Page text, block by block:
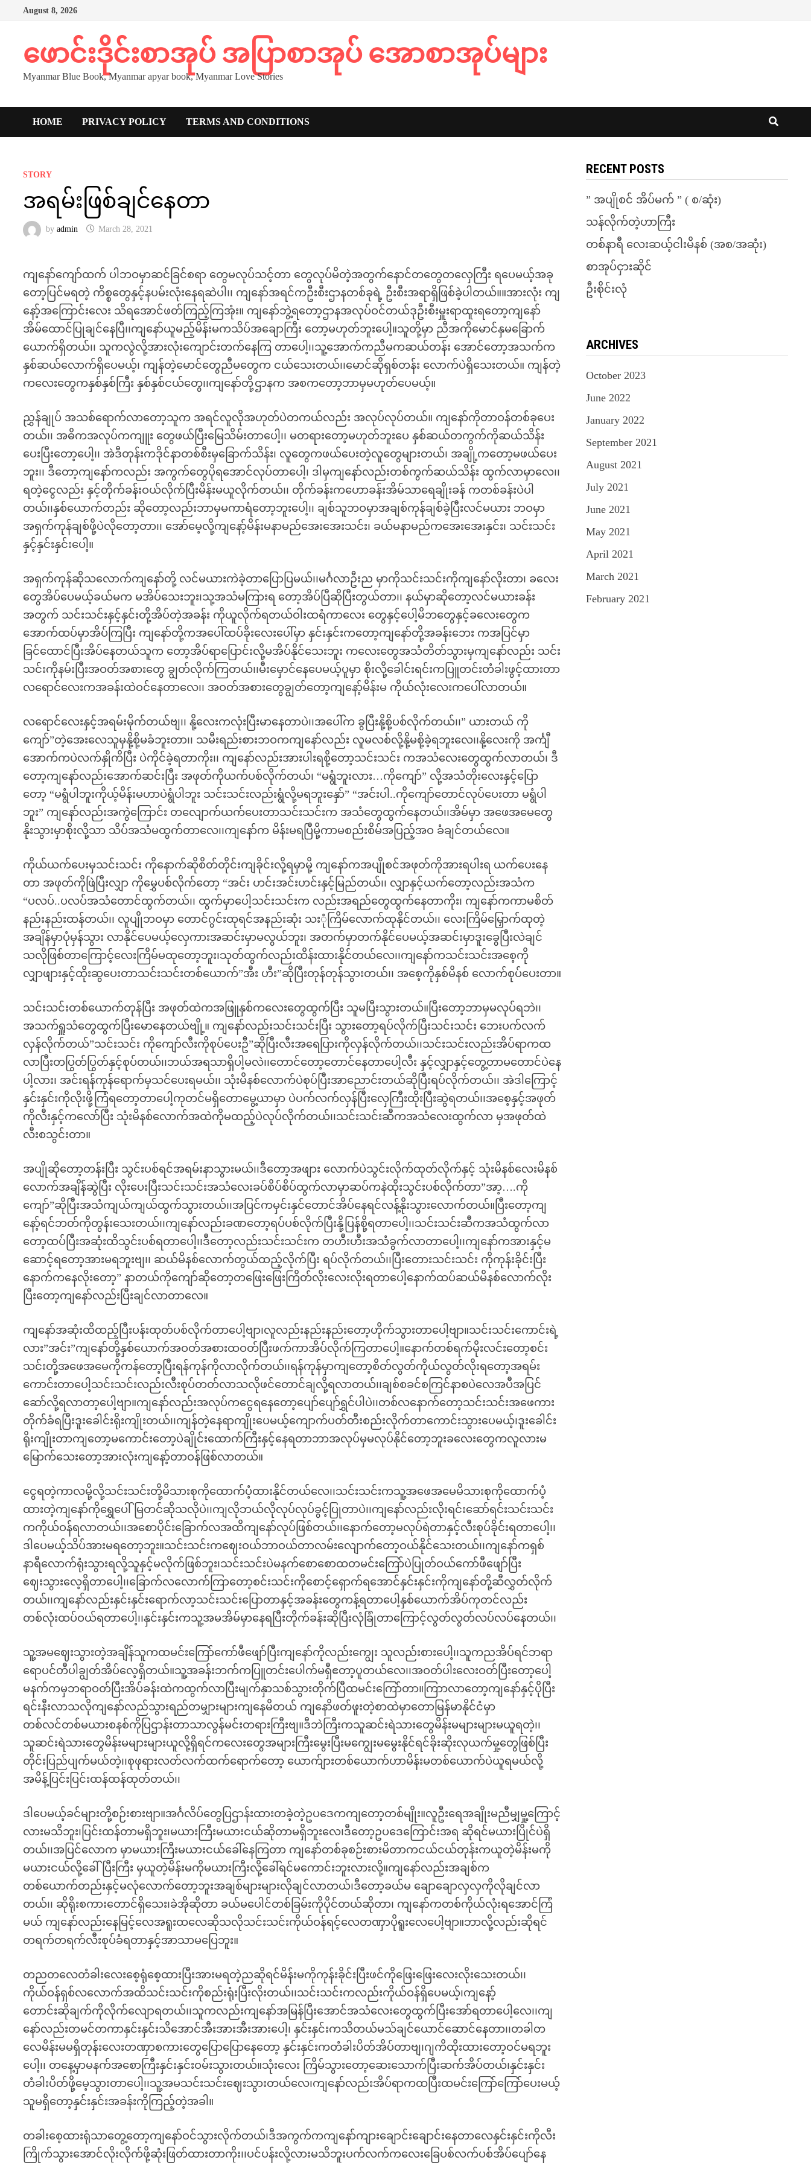
August 8, 2026
ဖောင်းဒိုင်းစာအုပ် အပြာစာအုပ် အောစာအုပ်များ
Myanmar Blue Book, Myanmar apyar book, Myanmar Love Stories
HOME PRIVACY POLICY TERMS AND CONDITIONS
STORY
အရမ်းဖြစ်ချင်နေတာ
byadmin March 28, 2021
ကျနော်ကျော်ထက် ပါဘဝမှာဆင်ခြင်စရာ တွေမလုပ်သင့်တာ တွေလုပ်မိတဲ့အတွက်နောင်တတွေတလှေကြီး ရပေမယ့်အခု
တော့ပြင်မရတဲ့ ကိစ္စတွေနှင့်နပမ်းလုံးနေရဆဲပါ၊၊ ကျနော်အရင်ကဦးစီးဌာနတစ်ခုရဲ့ ဦးစီးအရာရှိဖြစ်ခဲ့ပါတယ်။။အားလုံး ကျ
နော့်အကြောင်းလေး သိရအောင်ဖတ်ကြည့်ကြအုံး။ ကျနော်ဘွဲ့ရတော့ဌာနအလုပ်ဝင်တယ်ဒုဦးစီးမှူးရာထူးရတော့ကျနော်
အိမ်ထောင်ပြုချင်နေပြီ၊၊ကျနော်ယူမည့်မိန်းမကသိပ်အချောကြီး တော့မဟုတ်ဘူးပေါ့။သူတို့မှာ ညီအကိုမောင်နှမခြောက်
ယောက်ရှိတယ်၊၊ သူကလွဲလို့အားလုံးကျောင်းတက်နေကြ တာပေါ့၊၊သူ့အောက်ကညီမကဆယ်တန်း အောင်တော့အသက်က
နှစ်ဆယ်လောက်ရှိပေမယ့်၊ ကျန်တဲ့မောင်တွေညီမတွေက ငယ်သေးတယ်၊၊မောင်ဆိုရှစ်တန်း လောက်ပဲရှိသေးတယ်။ ကျန်တဲ့
ကလေးတွေကနှစ်နှစ်ကြီး နှစ်နှစ်ငယ်တွေ၊၊ကျနော်တို့ဌာနက အစကတော့ဘာမှမဟုတ်ပေမယ့်။
ညွှန်ချုပ် အသစ်ရောက်လာတော့သူက အရင်လူလိုအဟုတ်ပဲတကယ်လည်း အလုပ်လုပ်တယ်။ ကျနော်ကိုတာဝန်တစ်ခုပေး
တယ်၊၊ အဓိကအလုပ်ကကျူး တွေဖယ်ပြီးမြေသိမ်းတာပေါ့၊၊ မတရားတော့မဟုတ်ဘူးပေ နှစ်ဆယ်တကွက်ကိုဆယ်သိန်း
ပေးပြီးတော့ပေါ့၊၊ အဲဒီတုန်းကဒိုင်နာတစ်စီးမှခြောက်သိန်း၊ လူတွေကဖယ်ပေးတဲ့လူတွေများတယ်၊ အချို့ကတော့မဖယ်ပေး
ဘူး၊၊ ဒီတော့ကျနော်ကလည်း အကွက်တွေပိုရအောင်လုပ်တာပေါ့၊ ဒါမှကျနော်လည်းတစ်ကွက်ဆယ်သိန်း ထွက်လာမှာလေ၊၊
ရတဲ့ငွေလည်း နှင့်တိုက်ခန်းဝယ်လိုက်ပြီးမိန်းမယူလိုက်တယ်၊၊ တိုက်ခန်းကဟောခန်းအိမ်သာရေချိုးခန် ကတစ်ခန်းပဲပါ
တယ်၊၊နှစ်ယောက်တည်း ဆိုတော့လည်းဘာမှမကာရံတော့ဘူးပေါ့၊၊ ချစ်သူဘဝမှာအချစ်ကုန်ချစ်ခဲ့ပြီးလင်မယား ဘဝမှာ
အရှက်ကုန်ချစ်ဖို့ပဲလိုတော့တာ၊၊ အော်မေ့လို့ကျနော့်မိန်းမနာမည်အေးအေးသင်း၊ ခယ်မနာမည်ကအေးအေးနှင်း၊ သင်းသင်း
နှင့်နှင်းနှင်းပေါ့။
အရှက်ကုန်ဆိုသလောက်ကျနော်တို့ လင်မယားကဲခဲ့တာပြောပြမယ်၊၊မင်္ဂလာဦးည မှာကိုသင်းသင်းကိုကျနော်လိုးတာ၊ ခလေး
တွေအိပ်ပေမယ့်ခယ်မက မအိပ်သေးဘူး၊သု့အသံမကြားရ တော့အိပ်ပြီဆိုပြီးတွယ်တာ၊၊ နယ်မှာဆိုတော့လင်မယားခန်း
အတွက် သင်းသင်းနှင့်နှင်းတို့အိပ်တဲ့အခန်း ကိုယူလိုက်ရတယ်ဝါးထရံကာလေး တွေနှင့်ပေါ့မိဘတွေနှင့်ခလေးတွေက
အောက်ထပ်မှာအိပ်ကြပြီး ကျနော်တို့ကအပေါ်ထပ်ခိုးလေးပေါ်မှာ နှင်းနှင်းကတော့ကျနော်တို့အခန်းဘေး ကအပြင်မှာ
ခြင်ထောင်ပြီးအိပ်နေတယ်သူက တော့အိပ်ရာပြောင်းလို့မအိပ်နိုင်သေးဘူး ကလေးတွေအသံတိတ်သွားမှကျနော်လည်း သင်း
သင်းကိုနမ်းပြီးအဝတ်အစားတွေ ချွတ်လိုက်ကြတယ်၊၊မီးမှောင်နေပေမယ့်ပူမှာ စိုးလို့ခေါင်းရင်းကပြူတင်းတံခါးဖွင့်ထားတာ
လရောင်လေးကအခန်းထဲဝင်နေတာလေ၊၊ အဝတ်အစားတွေချွတ်တော့ကျနော့်မိန်းမ ကိုယ်လုံးလေးကပေါ်လာတယ်။
လရောင်လေးနှင့်အရမ်းမိုက်တယ်ဗျ၊၊ နို့လေးကလုံးပြီးမာနေတာပဲ၊၊အပေါ်က ခွပြီးနို့စို့ပစ်လိုက်တယ်၊၊” ယားတယ် ကို
ကျော်”တဲ့အေးလေသူမှနို့စို့မခံဘူးတာ၊၊ သမီးရည်းစားဘဝကကျနော်လည်း လူမလစ်လို့နို့မစို့ခဲ့ရဘူးလေ၊၊နို့လေးကို အင်္ကျီ
အောက်ကပဲလက်နှိုကိပြီး ပဲကိုင်ခဲ့ရတာကိုး၊၊ ကျနော်လည်းအားပါးရစို့တော့သင်းသင်း ကအသံလေးတွေထွက်လာတယ်၊ ဒီ
တော့ကျနော်လည်းအောက်ဆင်းပြီး အဖုတ်ကိုယက်ပစ်လိုက်တယ်၊ “မရွံဘူးလား…ကိုကျော်” လို့အသံတိုးလေးနှင့်ပြော
တော့ “မရွံပါဘူးကိုယ့်မိန်းမဟာပဲရွံပါဘူး သင်းသင်းလည်းရွံလို့မရဘူးနှော်” “အင်းပါ..ကိုကျော်တောင်လုပ်ပေးတာ မရွံပါ
ဘူး” ကျနော်လည်းအကွဲကြောင်း တလျောက်ယက်ပေးတာသင်းသင်းက အသံတွေထွက်နေတယ်၊၊အိမ်မှာ အဖေအမေတွေ
နိုးသွားမှာစိုးလို့သာ သိပ်အသံမထွက်တာလေ၊၊ကျနော်က မိန်းမရပြီမို့ကာမစည်းစိမ်အပြည့်အဝ ခံချင်တယ်လေ။
ကိုယ်ယက်ပေးမှသင်းသင်း ကိုနောက်ဆိုစိတ်တိုင်းကျခိုင်းလို့ရမှာမို့ ကျနော်ကအပျိုစင်အဖုတ်ကိုအားရပါးရ ယက်ပေးနေ
တာ အဖုတ်ကိုဖြဲပြီးလျှာ ကိုမွှေပစ်လိုက်တော့ “အင်း ဟင်းအင်းဟင်းနှင့်မြည်တယ်၊၊ လျှာနှင့်ယက်တော့လည်းအသံက
“ပလပ်..ပလပ်အသံတောင်ထွက်တယ်၊၊ ထွက်မှာပေါ့သင်းသင်းက လည်းအရည်တွေထွက်နေတာကိုး၊ ကျနော်ကကာမစိတ်
နည်းနည်းထန်တယ်၊၊ လူပျိုဘဝမှာ တောင်ဂွင်းထုရင်အနည်းဆုံး သးုံကြိမ်လောက်ထုနိုင်တယ်၊၊ လေးကြိမ်မြှောက်ထုတဲ့
အချိန်မှာပုံမှန်သွား လာနိုင်ပေမယ့်လှေကားအဆင်းမှာမလွယ်ဘူး၊ အတက်မှာတက်နိုင်ပေမယ့်အဆင်းမှာဒူးခွေပြီးလဲချင်
သလိုဖြစ်တာကြောင့်လေးကြိမ်မထုတော့ဘူး၊သုတ်ထွက်လည်းထိန်းထားနိုင်တယ်လေ၊၊ကျနော်ကသင်းသင်းအစေ့ကို
လျှာဖျားနှင့်ထိုးဆွပေးတာသင်းသင်းတစ်ယောက်”အီး ဟီး”ဆိုပြီးတုန်တုန်သွားတယ်၊၊ အစေ့ကိုနှစ်မိနစ် လောက်စုပ်ပေးတာ။
သင်းသင်းတစ်ယောက်တုန်ပြီး အဖုတ်ထဲကအဖြူနှစ်ကလေးတွေထွက်ပြီး သူမပြီးသွားတယ်။ပြီးတော့ဘာမှမလုပ်ရဘဲ၊၊
အသက်ရှူသံတွေထွက်ပြီးမောနေတယ်ဗျို့။ ကျနော်လည်းသင်းသင်းပြီး သွားတော့ရပ်လိုက်ပြီးသင်းသင်း ဘေးပက်လက်
လှန်လိုက်တယ်”သင်းသင်း ကိုကျော်လီးကိုစုပ်ပေးဦ”ဆိုပြီးလီးအရေပြားကိုလှန်လိုက်တယ်၊၊သင်းသင်းလည်းအိပ်ရာကထ
လာပြီးတပြွတ်ပြွတ်နှင့်စုပ်တယ်၊၊ဘယ်အရသာရှိပါ့မလဲ၊၊တောင်တော့တောင်နေတာပေါ့လီး နှင့်လျှာနှင့်တွေ့တာမတောင်ပဲနေ
ပါ့လား၊ အင်းရန်ကုန်ရောက်မှသင်ပေးရမယ်၊၊ သုံးမိနစ်လောက်ပဲစုပ်ပြီးအာညောင်းတယ်ဆိုပြီးရပ်လိုက်တယ်၊၊ အဲဒါကြောင့်
နှင်းနှင်းကိုလိုးဖို့ကြံရတော့တာပေါ့ကုတင်မရှိတောမွေ့ယာမှာ ပဲပက်လက်လှန်ပြီးလှေကြီးထိုးပြီးဆွဲရတယ်၊၊အစေ့နှင့်အဖုတ်
ကိုလီးနှင့်ကလော်ပြီး သုံးမိနစ်လောက်အထဲကိုမထည့်ပဲလုပ်လိုက်တယ်၊၊သင်းသင်းဆီကအသံလေးထွက်လာ မှအဖုတ်ထဲ
လီးစသွင်းတာ။
အပျိုဆိုတော့တန်းပြီး သွင်းပစ်ရင်အရမ်းနာသွားမယ်၊၊ဒီတော့အဖျား လောက်ပဲသွင်းလိုက်ထုတ်လိုက်နှင့် သုံးမိနစ်လေးမိနစ်
လောက်အချိန်ဆွဲပြီး လိုးပေးပြီးသင်းသင်းအသံလေးခပ်စိပ်စိပ်ထွက်လာမှာဆပ်ကနဲထိုးသွင်းပစ်လိုက်တာ”အာ့….ကို
ကျော်”ဆိုပြီးအသံကျယ်ကျယ်ထွက်သွားတယ်၊၊အပြင်ကမှင်းနှင်တောင်အိပ်နေရင်လန့်နိုးသွားလောက်တယ်။ပြီးတော့ကျ
နော့်ရင်ဘတ်ကိုတွန်းသေးတယ်၊၊ကျနော်လည်းခဏတော့ရပ်ပစ်လိုက်ပြီးနို့ပြန်စို့ရတာပေါ့၊၊သင်းသင်းဆီကအသံထွက်လာ
တော့ထပ်ပြီးအဆုံးထိသွင်းပစ်ရတာပေါ့၊၊ဒီတော့လည်းသင်းသင်းက တဟီးဟီးအသံခွက်လာတာပေါ့၊၊ကျနော်ကအားနှင့်မ
ဆောင့်ရတော့အားမရဘူးဗျ၊၊ ဆယ်မိနစ်လောက်တွယ်ထည့်လိုက်ပြီး ရပ်လိုက်တယ်၊၊ပြီးတေားသင်းသင်း ကိုကုန်းခိုင်းပြီး
နောက်ကနေလိုးတော့” နာတယ်ကိုကျော်ဆိုတော့တဖြေးဖြေးကြိတ်လိုးလေးလိုးရတာပေါ့နောက်ထပ်ဆယ်မိနစ်လောက်လိုး
ပြီးတော့ကျနော်လည်းပြီးချင်လာတာလေ။
ကျနော်အဆုံးထိထည့်ပြီးပန်းထုတ်ပစ်လိုက်တာပေါ့ဗျာ၊လူလည်းနည်းနည်းတော့ဟိုက်သွားတာပေါ့ဗျာ။သင်းသင်းကောင်းရဲ့
လား”အင်း”ကျနော်တို့နှစ်ယောက်အဝတ်အစားထဝတ်ပြီးဖက်ကာအိပ်လိုက်ကြတာပေါ့။နောက်တစ်ရက်မိုးလင်းတော့စင်း
သင်းတို့အဖေအမေကိုကန်တော့ပြီးရန်ကုန်ကိုလာလိုက်တယ်၊၊ရန်ကုန်မှာကျတော့စိတ်လွတ်ကိုယ်လွတ်လိုးရတော့အရမ်း
ကောင်းတာပေါ့သင်းသင်းလည်းလီးစုပ်တတ်လာသလိုဖင်တောင်ချလို့ရလာတယ်၊၊ချစ်စခင်စကြင်နာစပဲလေအပီအပြင်
ဆော်လို့ရလာတာ့ပေါ့ဗျာ။ကျနော်လည်းအလုပ်ကငွေရနေတော့ပျော်ပျော်ရွှင်ပါပဲ၊၊တစ်လနောက်တော့သင်းသင်းအဖေကား
တိုက်ခံရပြီးဒူးခေါင်းရိုးကျိုးတယ်၊၊ကျန်တဲ့နေရာကျိုးပေမယ့်ကျောက်ပတ်တီးစည်းလိုက်တာကောင်းသွားပေမယ့်၊ဒူးခေါင်း
ရိုးကျိုးတာကျတော့မကောင်းတော့ပဲချိုင်းထောက်ကြီးနှင့်နေရတာဘာအလုပ်မှမလုပ်နိုင်တော့ဘူးခလေးတွေကလူလားမ
မြောက်သေးတော့အားလုံးကျနော့်တာဝန်ဖြစ်လာတယ်။
ငွေရတဲ့ကာလမို့လို့သင်းသင်းတို့မိသားစုကိုထောက်ပံ့ထားနိုင်တယ်လေ၊၊သင်းသင်းကသူ့အဖေအမေမိသားစုကိုထောက်ပံ့
ထားတဲ့ကျနော်ကိုရွှေပေါ်မြတင်ဆိုသလိုပဲ၊၊ကျလိုဘယ်လိုလုပ်လုပ်ခွင့်ပြုတာပဲ၊၊ကျနော်လည်းလိုးရင်းဆော်ရင်းသင်းသင်း
ကကိုယ်ဝန်ရလာတယ်၊၊အစောပိုင်းခြောက်လအထိကျနော်လုပ်ဖြစ်တယ်၊၊နောက်တော့မလုပ်ရဲတာနှင့်လီးစုပ်ခိုင်းရတာပေါ့၊၊
ဒါပေမယ့်သိပ်အားမရတော့ဘူး။သင်းသင်းကဈေးဝယ်ဘာဝယ်တာလမ်းလျောက်တော့ဝယ်နိုင်သေးတယ်၊၊ကျနော်ကရှစ်
နာရီလောက်ရုံးသွားရလို့သူနှင့်မလိုက်ဖြစ်ဘူး၊သင်းသင်းပဲမနက်စောစောထတမင်းကြော်ပဲပြုတ်ဝယ်ကော်ဖီဖျော်ပြီး
ဈေးသွားလေ့ရှိတာပေါ့၊၊ခြောက်လလောက်ကြာတော့စင်းသင်းကိုစောင့်ရှောက်ရအောင်နှင်းနှင်းကိုကျနော်တို့ဆီလွှတ်လိုက်
တယ်၊၊ကျနော်လည်းနှင်းနှင်းရောက်လာ့သင်းသင်းပြောတာနှင့်အခန်းတွေကန့်ရတာပေါ့နှစ်ယောက်အိပ်ကုတင်လည်း
တစ်လုံးထပ်ဝယ်ရတာပေါ့၊၊နှင်းနှင်းကသူ့အမအိမ်မှာနေရပြီးတိုက်ခန်းဆိုပြီးလုံခြုံတာကြောင့်လွတ်လွတ်လပ်လပ်နေတယ်၊၊
သူ့အမဈေးသွားတဲ့အချိန်သူကထမင်းကြော်ကော်ဖီဖျော်ပြီးကျနော်ကိုလည်းကျွေး သူလည်းစားပေါ့၊၊သူကညအိပ်ရင်ဘရာ
ရောပင်တီပါချွတ်အိပ်လေ့ရှိတယ်။သူ့အခန်းဘက်ကပြူတင်းပေါက်မရှီဧတာ့ပူတယ်လေ၊၊အဝတ်ပါးလေးဝတ်ပြီးတော့ပေါ့
မနက်ကမှဘရာဝတ်ပြီးအိပ်ခန်းထဲကထွက်လာပြီးမျက်နှာသစ်သွားတိုက်ပြီထမင်းကြော်တာ။ကြာာလာတော့ကျနော်နှင့်ပိုပြီး
ရင်းနီးလာသလိုကျနော်လည်သွားရည်တမျှားများကျနေမိတယ် ကျနောိဖတ်ဖူးတဲ့စာထဲမှာတောမြန်မာနိုင်ငံမှာ
တစ်လင်တစ်မယားစနစ်ကိုပြဌာန်းတာသာလွန်မင်းတရားကြီးဗျ။ဒီဘဲကြီးကသူဆင်းရဲသားတွေမိန်းမများများမယူရတဲ့၊၊
သူဆင်းရဲသားတွေမိန်းမများများယူလို့ရှိရင်ကလေးတွေအများကြီးမွေးပြီးမကျွေးမမွေးနိုင်ရင်ခိုးဆိုးလုယက်မှု့တွေဖြစ်ပြီး
တိုင်းပြည်ပျက်မယ်တဲ့၊၊စုဖုရားလတ်လက်ထက်ရောက်တော့ ယောက်ျားတစ်ယောက်ဟာမိန်းမတစ်ယောက်ပဲယူရမယ်လို့
အမိန့်ပြင်းပြင်းထန်ထန်ထုတ်တယ်၊၊
ဒါပေမယ့်ခင်များတို့စဉ်းစားဗျာ။အင်္ဂလိပ်တွေပြဌာန်းထားတခဲ့တဲ့ဥပဒေကကျတော့တစ်မျိုး။လူဦးရေအချိုးမညီမျှမှု့ကြောင့်
လားမသိဘူး၊ပြင်းထန်တာမရှိဘူး၊မယားကြီးမယားငယ်ဆိုတာမရှိဘူးလေ၊ဒီတော့ဥပဒေကြောင်းအရ ဆိုရင်မယားပြိုင်ပဲရှိ
တယ်၊၊အပြင်လောက မှာမယားကြီးမယားငယ်ခေါ်နေကြတာ ကျနော်တစ်ခုစဉ်းစားမိတာကငယ်ငယ်တုန်းကယူတဲ့မိန်းမကို
မယားငယ်လို့ခေါ်ပြီးကြီး မှယူတဲ့မိန်းမကိုမယားကြီးလို့ခေါ်ရင်မကောင်းဘူးလားလို့။ကျနော်လည်းအချစ်က
တစ်ယောက်တည်းနှင့်မလုံလောက်တော့ဘူးအချစ်များများလိုချင်လာတယ်၊ဒီတော့ခယ်မ ချောချောလှလှကိုလိုချင်လာ
တယ်၊၊ ဆိုရိုးစကားတောင်ရှိသေး၊ခဲအိုဆိုတာ ခယ်မပေါင်တစ်ခြမ်းကိုပိုင်တယ်ဆိုတာ၊ ကျနော်ကတစ်ကိုယ်လုံးရအောင်ကြံ
မယ် ကျနော်လည်းနေမြင့်လေအရူးထလေဆိုသလိုသင်းသင်းကိုယ်ဝန်ရင့်လေတဏှာပိုရူးလေပေါ့ဗျာ။ဘာလို့လည်းဆိုရင်
တရက်တရက်လီးစုပ်ခံရတာနှင့်အာသာမပြေဘူး။
တညတလေတံခါးလေးစေ့ရုံစေ့ထားပြီးအားမရတဲ့ညဆိုရင်မိန်းမကိုကုန်းခိုင်းပြီးဖင်ကိုဖြေးဖြေးလေးလိုးသေးတယ်၊၊
ကိုယ်ဝန်ရှစ်လလောက်အထိသင်းသင်းကိုစည်းရုံးပြီးလိုးတယ်၊၊သင်းသင်းကလည်းကိုယ်ဝန်ရှိပေမယ့်၊ကျနော့်
တောင်းဆိုချက်ကိုလိုက်လျောရတယ်၊၊သူကလည်းကျနော်အမြန်ပြီးအောင်အသံလေးတွေထွက်ပြီးအော်ရတာပေါ့လေ၊၊ကျ
နော်လည်းတမင်တကာနှင်းနှင်းသိအောင်အီးအားအီးအားပေါ့၊ နှင်းနှင်းကသိတယ်မသ်ချင်ယောင်ဆောင်နေတာ၊၊တခါတ
လေမိန်းမမရှိတုန်းလေးတဏှာစကားတွေပြောပြောနေတော့ နှင်းနှင်းကတံခါးပိတ်အိပ်တာဗျ၊ဂျကိထိုးထားတော့ဝင်မရဘူး
ပေါ့၊၊ တနေ့မှာမနက်အစောကြီးနှင်းနှင်းဝမ်းသွားတယ်။သုံးလေး ကြိမ်သွားတော့ဆေးသောက်ပြီးဆက်အိပ်တယ်၊နှင်းနှင်း
တံခါးပိတ်ဖို့မေ့သွားတာပေါ့၊၊သူ့အမသင်းသင်းဈေးသွားတယ်လေ၊ကျနော်လည်းအိပ်ရာကထပြီးထမင်းကြော်ကြော်ပေးမယ့်
သူမရှိတော့နှင်းနှင်းအခန်းကိုကြည့်တဲ့အခါ။
တခါးစေ့ထားရုံသာတွေ့တော့ကျနော်ဝင်သွားလိုက်တယ်၊ဒီအကွက်ကကျနော်ကျားချောင်းချောင်းနေတာလေနှင်းနှင်းကိုလီး
ကြိုက်သွားအောင်လိုးလိုက်ဖို့ဆုံးဖြတ်ထားတာကိုး၊၊ပင်ပန်းလို့လားမသိဘူးပက်လက်ကလေးခြေပစ်လက်ပစ်အိပ်ပျော်နေ
RECENT POSTS
” အပျိုစင် အိပ်မက် ” ( စ/ဆုံး)
သန်လိုက်တဲ့ဟာကြီး
တစ်နာရီ လေးဆယ့်ငါးမိနစ် (အစ/အဆုံး)
စာအုပ်ငှားဆိုင်
ဦးစိုင်းလုံ
ARCHIVES
October 2023
June 2022
January 2022
September 2021
August 2021
July 2021
June 2021
May 2021
April 2021
March 2021
February 2021